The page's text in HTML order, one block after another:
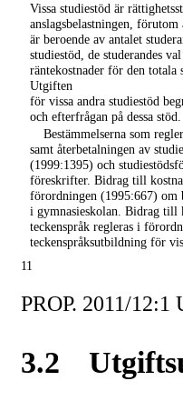
Vissa studiestöd är
anslagsbelastningen,
är beroende av antalet
studiestöd, de studerandes
räntekostnader för den totala
Utgiften
för vissa andra studiestöd
och efterfrågan på dessa stöd.
Bestämmelserna som
samt återbetalningen av
(1999:1395) och
föreskrifter. Bidrag till
förordningen (1995:667) om
i gymnasieskolan. Bidrag till
teckenspråk regleras i
teckenspråksutbildning för
11
PROP. 2011/
3.2